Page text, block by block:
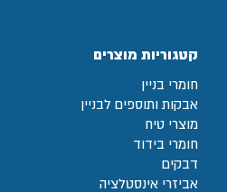
קטגוריות מוצרים
חומרי בניין
אבקות ותוספים לבניין
מוצרי טיח
חומרי בידוד
דבקים
אביזרי אינסטלציה